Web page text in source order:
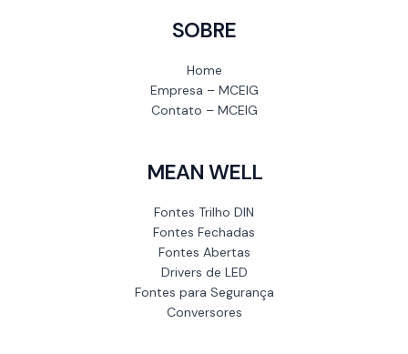
SOBRE
Home
Empresa – MCEIG
Contato – MCEIG
MEAN WELL
Fontes Trilho DIN
Fontes Fechadas
Fontes Abertas
Drivers de LED
Fontes para Segurança
Conversores